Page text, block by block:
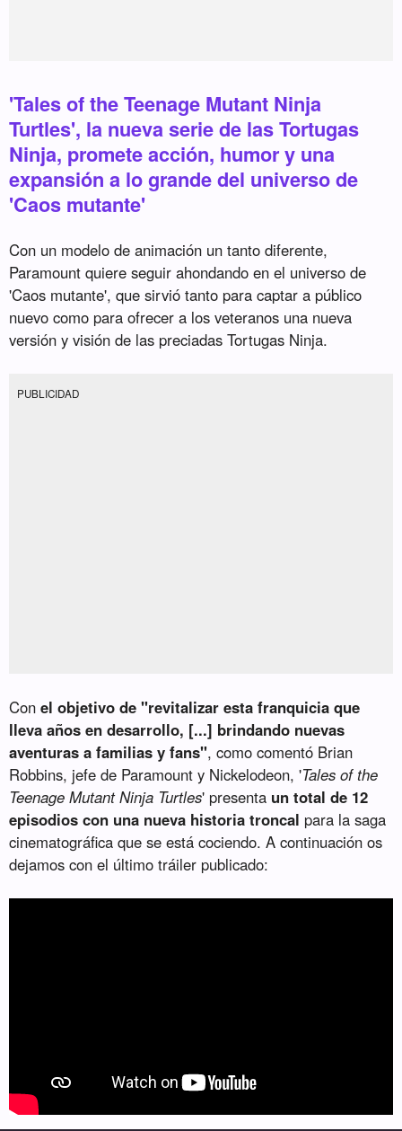
'Tales of the Teenage Mutant Ninja
Turtles', la nueva serie de las Tortugas
Ninja, promete acción, humor y una
expansión a lo grande del universo de
'Caos mutante'
Con un modelo de animación un tanto diferente,
Paramount quiere seguir ahondando en el universo de
'Caos mutante', que sirvió tanto para captar a público
nuevo como para ofrecer a los veteranos una nueva
versión y visión de las preciadas Tortugas Ninja.
PUBLICIDAD
Conel objetivo de "revitalizar esta franquicia que
lleva años en desarrollo, [...] brindando nuevas
aventuras a familias y fans", como comentó Brian
Robbins, jefe de Paramount y Nickelodeon, 'Tales of the
Teenage Mutant Ninja Turtles' presenta un total de 12
episodios con una nueva historia troncal para la saga
cinematográfica que se está cociendo. A continuación os
dejamos con el último tráiler publicado: